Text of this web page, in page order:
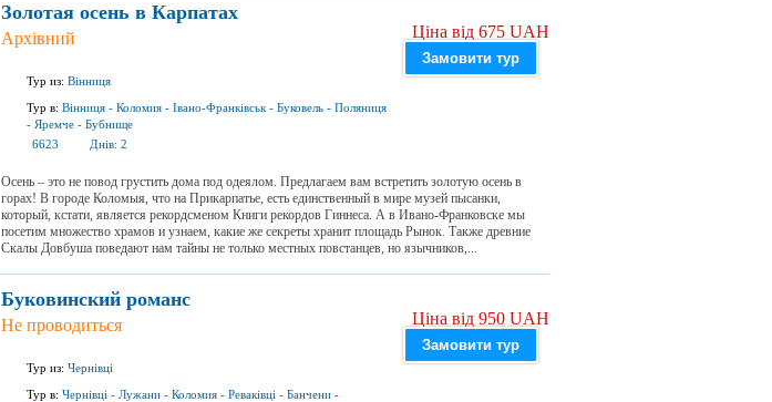
Золотая осень в Карпатах
Архівний
Тур из: Вінниця
Тур в: Вінниця - Коломия - Івано-Франківськ - Буковель - Поляниця
- Яремче - Бубнище
6623
Днів: 2
Ціна від 675 UAH
Замовити тур
Осень – это не повод грустить дома под одеялом. Предлагаем вам встретить золотую осень в
горах! В городе Коломыя, что на Прикарпатье, есть единственный в мире музей пысанки,
который, кстати, является рекордсменом Книги рекордов Гиннеса. А в Ивано-Франковске мы
посетим множество храмов и узнаем, какие же секреты хранит площадь Рынок. Также древние
Скалы Довбуша поведают нам тайны не только местных повстанцев, но язычников,...
Буковинский романс
Не проводиться
Тур из: Чернівці
Тур в: Чернівці - Лужани - Коломия - Реваківці - Банчени -
Ціна від 950 UAH
Замовити тур